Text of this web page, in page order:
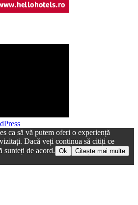
ca să vă putem oferi o experiență
Dacă veți continua să citiți ce
sunteți de acord. Ok Citește mai multe